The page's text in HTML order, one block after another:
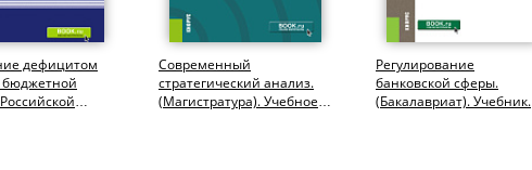
дефицитом
Современный
стратегический анализ.
(Магистратура). Учебное
Регулирование
банковской сферы.
(Бакалавриат). Учебник.